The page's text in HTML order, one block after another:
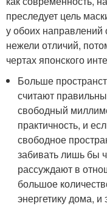
преследует цель
у обоих направлений
нежели отличий,
чертах японского
Больше
считают
свободный
практичность, и
свободное
забивать лишь бы
рассуждают в
большое
энергетику дома, и